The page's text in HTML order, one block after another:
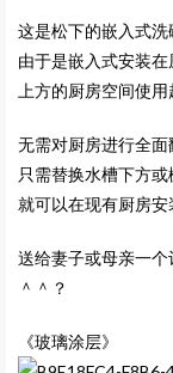
这是松下的嵌入式洗
由于是嵌入式安装
上方的厨房空间使
无需对厨房进行全面
只需替换水槽下方或
就可以在现有厨房安
送给妻子或母亲一
＾＾？
《玻璃涂层》